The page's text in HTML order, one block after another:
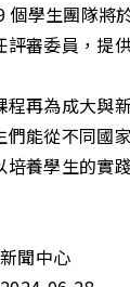
個學生團隊將
評審委員，提
程再為成大與
們能從不同國
培養學生的實
聞中心